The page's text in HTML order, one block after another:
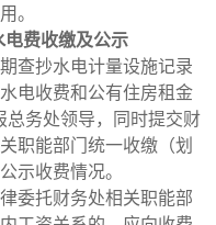
。
电费收缴及公示
查抄水电计量设施记录
电收费和公有住房租金
总务处领导，同时提交财
职能部门统一收缴（划
示收费情况。
委托财务处相关职能部